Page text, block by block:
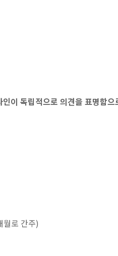
이 독립적으로 의견을 표명함으
로 간주)